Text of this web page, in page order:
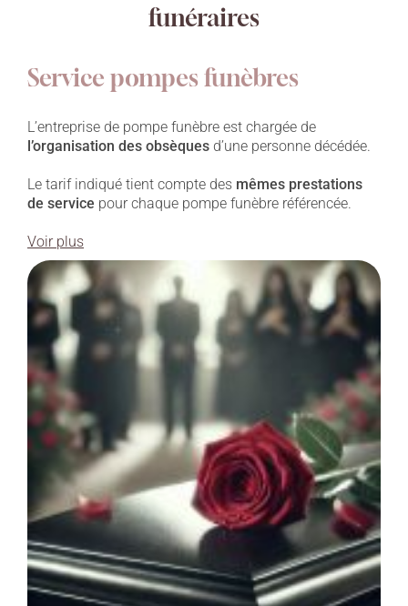
funéraires
Service pompes funèbres
L’entreprise de pompe funèbre est chargée de
l’organisation des obsèques d’une personne décédée.
Le tarif indiqué tient compte des mêmes prestations
de service pour chaque pompe funèbre référencée.
Voir plus